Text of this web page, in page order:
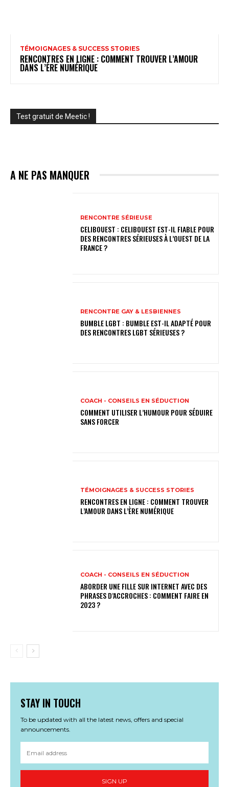
TÉMOIGNAGES & SUCCESS STORIES
RENCONTRES EN LIGNE : COMMENT TROUVER L’AMOUR
DANS L’ÈRE NUMÉRIQUE
Test gratuit de Meetic !
A NE PAS MANQUER
RENCONTRE SÉRIEUSE
CELIBOUEST : CELIBOUEST EST-IL FIABLE POUR
DES RENCONTRES SÉRIEUSES À L’OUEST DE LA
FRANCE ?
RENCONTRE GAY & LESBIENNES
BUMBLE LGBT : BUMBLE EST-IL ADAPTÉ POUR
DES RENCONTRES LGBT SÉRIEUSES ?
COACH - CONSEILS EN SÉDUCTION
COMMENT UTILISER L’HUMOUR POUR SÉDUIRE
SANS FORCER
TÉMOIGNAGES & SUCCESS STORIES
RENCONTRES EN LIGNE : COMMENT TROUVER
L’AMOUR DANS L’ÈRE NUMÉRIQUE
COACH - CONSEILS EN SÉDUCTION
ABORDER UNE FILLE SUR INTERNET AVEC DES
PHRASES D’ACCROCHES : COMMENT FAIRE EN
2023 ?
STAY IN TOUCH
To be updated with all the latest news, offers and special
announcements.
SIGN UP